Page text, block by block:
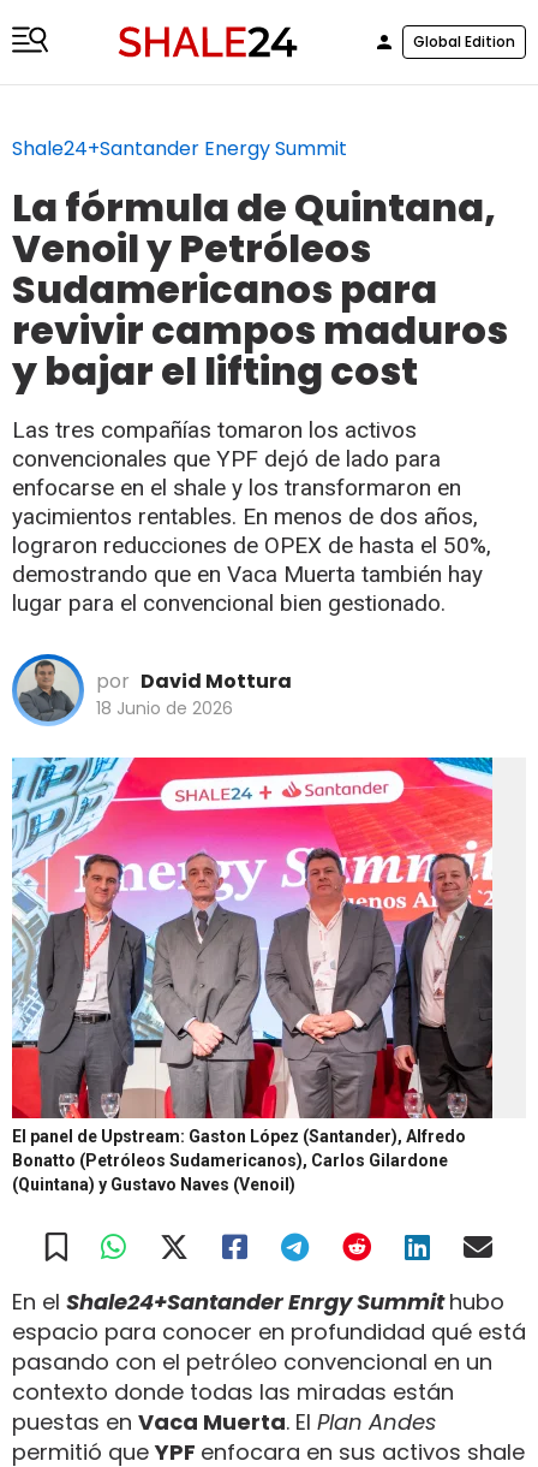
Global Edition
Shale24+Santander Energy Summit
La fórmula de Quintana,
Venoil y Petróleos
Sudamericanos para
revivir campos maduros
y bajar el lifting cost
Las tres compañías tomaron los activos
convencionales que YPF dejó de lado para
enfocarse en el shale y los transformaron en
yacimientos rentables. En menos de dos años,
lograron reducciones de OPEX de hasta el 50%,
demostrando que en Vaca Muerta también hay
lugar para el convencional bien gestionado.
por David Mottura
18 Junio de 2026
El panel de Upstream: Gaston López (Santander), Alfredo
Bonatto (Petróleos Sudamericanos), Carlos Gilardone
(Quintana) y Gustavo Naves (Venoil)
En el Shale24+Santander Enrgy Summithubo
espacio para conocer en profundidad qué está
pasando con el petróleo convencional en un
contexto donde todas las miradas están
puestas en Vaca Muerta. El Plan Andes
permitió queYPF enfocara en sus activos shale